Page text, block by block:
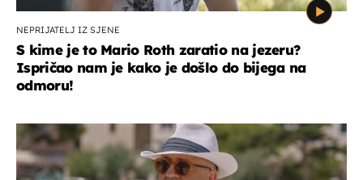
NEPRIJATELJ IZ SJENE
S kime je to Mario Roth zaratio na jezeru?
Ispričao nam je kako je došlo do bijega na
odmoru!